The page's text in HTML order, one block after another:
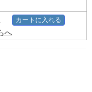
へ
カートに入れる